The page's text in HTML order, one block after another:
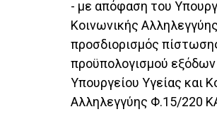
- με απόφαση του
Κοινωνικής
προσδιορισμός
προϋπολογισμού
Υπουργείου Υγείας και
Αλληλεγγύης Φ.15/220